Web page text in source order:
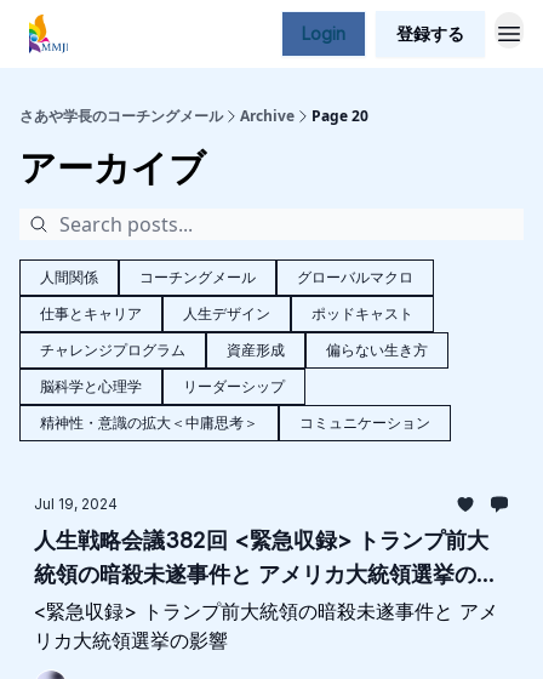
Login 登録する
さあや学長のコーチングメール Archive Page 20
アーカイブ
人間関係 コーチングメール
グローバルマクロ
仕事とキャリア
人生デザイン
ポッドキャスト
チャレンジプログラム
資産形成
偏らない生き方
脳科学と心理学
リーダーシップ
精神性・意識の拡大＜中庸思考＞
コミュニケーション
Jul 19, 2024
人生戦略会議382回 <緊急収録> トランプ前大
統領の暗殺未遂事件と アメリカ大統領選挙の影
響
<緊急収録> トランプ前大統領の暗殺未遂事件と アメ
リカ大統領選挙の影響